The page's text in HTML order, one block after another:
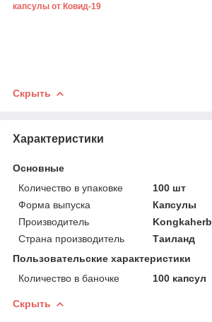
капсулы от Ковид-19
Скрыть
Характеристики
Основные
Количество в упаковке
100 шт
Форма выпуска
Капсулы
Производитель
Kongkaherb
Страна производитель
Таиланд
Пользовательские характеристики
Количество в баночке
100 капсул
Скрыть